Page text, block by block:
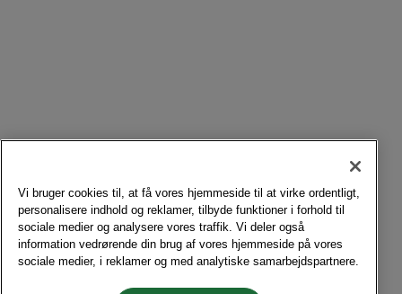
Vi bruger cookies til, at få vores hjemmeside til at virke ordentligt,
personalisere indhold og reklamer, tilbyde funktioner i forhold til
sociale medier og analysere vores traffik. Vi deler også
information vedrørende din brug af vores hjemmeside på vores
sociale medier, i reklamer og med analytiske samarbejdspartnere.